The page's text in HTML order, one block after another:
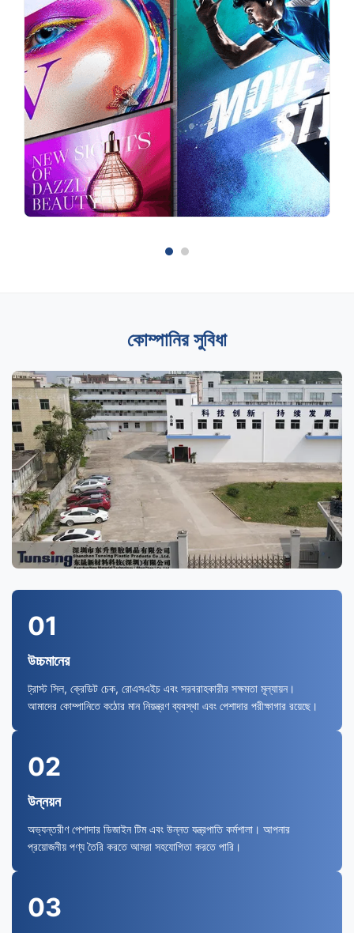
কোম্পানির সুবিধা
01
উচ্চমানের
ট্রাস্ট সিল, ক্রেডিট চেক, রোএসএইচ এবং সরবরাহকারীর সক্ষমতা মূল্যায়ন।
আমাদের কোম্পানিতে কঠোর মান নিয়ন্ত্রণ ব্যবস্থা এবং পেশাদার পরীক্ষাগার রয়েছে।
02
উন্নয়ন
অভ্যন্তরীণ পেশাদার ডিজাইন টিম এবং উন্নত যন্ত্রপাতি কর্মশালা। আপনার
প্রয়োজনীয় পণ্য তৈরি করতে আমরা সহযোগিতা করতে পারি।
03